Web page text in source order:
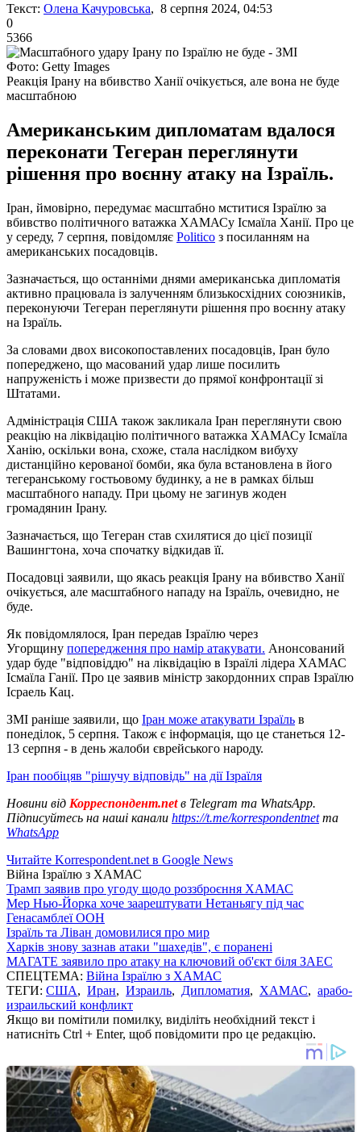
Текст: Олена Качуровська, 8 серпня 2024, 04:53
0
5366
Фото: Getty Images
Реакція Ірану на вбивство Ханії очікується, але вона не буде
масштабною
Американським дипломатам вдалося
переконати Тегеран переглянути
рішення про воєнну атаку на Ізраїль.
Іран, ймовірно, передумає масштабно мститися Ізраїлю за
вбивство політичного ватажка ХАМАСу Ісмаїла Ханії. Про це
у середу, 7 серпня, повідомляє Politico з посиланням на
американських посадовців.
Зазначається, що останніми днями американська дипломатія
активно працювала із залученням близькосхідних союзників,
переконуючи Тегеран переглянути рішення про воєнну атаку
на Ізраїль.
За словами двох високопоставлених посадовців, Іран було
попереджено, що масований удар лише посилить
напруженість і може призвести до прямої конфронтації зі
Штатами.
Адміністрація США також закликала Іран переглянути свою
реакцію на ліквідацію політичного ватажка ХАМАСу Ісмаїла
Ханію, оскільки вона, схоже, стала наслідком вибуху
дистанційно керованої бомби, яка була встановлена в його
тегеранському гостьовому будинку, а не в рамках більш
масштабного нападу. При цьому не загинув жоден
громадянин Ірану.
Зазначається, що Тегеран став схилятися до цієї позиції
Вашингтона, хоча спочатку відкидав її.
Посадовці заявили, що якась реакція Ірану на вбивство Ханії
очікується, але масштабного нападу на Ізраїль, очевидно, не
буде.
Як повідомлялося, Іран передав Ізраїлю через
Угорщину попередження про намір атакувати. Анонсований
удар буде "відповіддю" на ліквідацію в Ізраїлі лідера ХАМАС
Ісмаїла Ганії. Про це заявив міністр закордонних справ Ізраїлю
Ісраель Кац.
ЗМІ раніше заявили, що Іран може атакувати Ізраїль в
понеділок, 5 серпня. Також є інформація, що це станеться 12-
13 серпня - в день жалоби єврейського народу.
Іран пообіцяв "рішучу відповідь" на дії Ізраїля
Новини від Корреспондент.netв Telegram та WhatsApp.
Підписуйтесь на наші канали https://t.me/korrespondentnetта
WhatsApp
Читайте Korrespondent.net в Google News
Війна Ізраїлю з ХАМАС
Трамп заявив про угоду щодо роззброєння ХАМАС
Мер Нью-Йорка хоче заарештувати Нетаньягу під час
Генасамблеї ООН
Ізраїль та Ліван домовилися про мир
Харків знову зазнав атаки "шахедів", є поранені
МАГАТЕ заявило про атаку на ключовий об'єкт біля ЗАЕС
СПЕЦТЕМА: Війна Ізраїлю з ХАМАС
ТЕГИ: США, Иран, Израиль, Дипломатия, ХАМАС, арабо-
израильский конфликт
Якщо ви помітили помилку, виділіть необхідний текст і
натисніть Ctrl + Enter, щоб повідомити про це редакцію.